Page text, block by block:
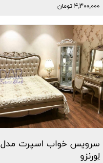
۴,۳۰۰,۰۰۰ تومان
سرویس خواب اسپرت مدل
لِورنزو